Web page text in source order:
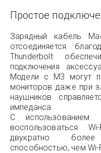
Простое
Зарядный кабель
отсоединяется
Thunderbolt
подключения
Модели с M3 могут
мониторов даже при
наушников
импеданса.
С
воспользоваться
двукратно
способностью, чем Wi-